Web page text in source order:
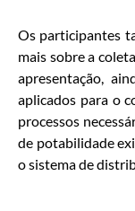
Os participantes
mais sobre a
apresentação,
aplicados para o
processos
de potabilidade
o sistema de